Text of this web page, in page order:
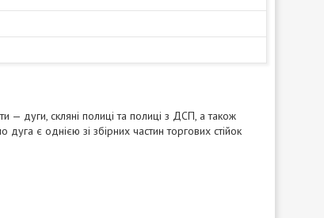
— дуги, скляні полиці та полиці з ДСП, а також
є однією зі збірних частин торгових стійок